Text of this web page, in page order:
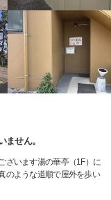
せん。
ざいます湯の華亭（1F）に
のような道順で屋外を歩い